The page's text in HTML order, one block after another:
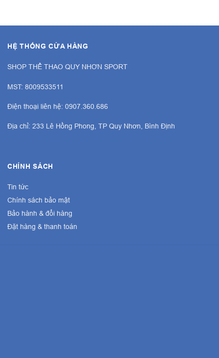
HỆ THỐNG CỬA HÀNG
SHOP THỂ THAO QUY NHƠN SPORT
MST: 8009533511
Điện thoại liên hệ: 0907.360.686
Địa chỉ: 233 Lê Hồng Phong, TP Quy Nhơn, Bình Định
CHÍNH SÁCH
Tin tức
Chính sách bảo mật
Bảo hành & đổi hàng
Đặt hàng & thanh toán